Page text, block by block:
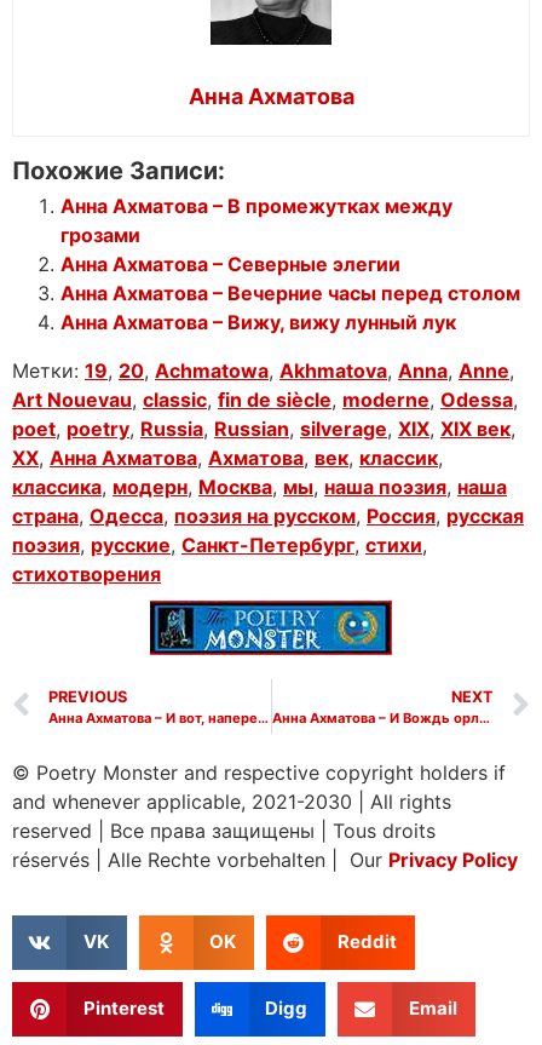
Анна Ахматова
Похожие Записи:
Анна Ахматова – В промежутках между
грозами
Анна Ахматова – Северные элегии
Анна Ахматова – Вечерние часы перед столом
Анна Ахматова – Вижу, вижу лунный лук
Метки: 19, 20, Achmatowa, Akhmatova, Anna, Anne,
Art Nouevau, classic, fin de siècle, moderne, Odessa,
poet, poetry, Russia, Russian, silverage, XIX, XIX век,
XX, Анна Ахматова, Ахматова, век, классик,
классика, модерн, Москва, мы, наша поэзия, наша
страна, Одесса, поэзия на русском, Россия, русская
поэзия, русские, Санкт-Петербург, стихи,
стихотворения
PREVIOUS
Анна Ахматова – И вот, наперекор тому
NEXT
Анна Ахматова – И Вождь орлиными очами
© Poetry Monster and respective copyright holders if
and whenever applicable, 2021-2030
All rights
reserved
Все права защищены
Tous droits
réservés
Alle Rechte vorbehalten | Our Privacy Policy
VK OK Reddit
Pinterest Digg Email